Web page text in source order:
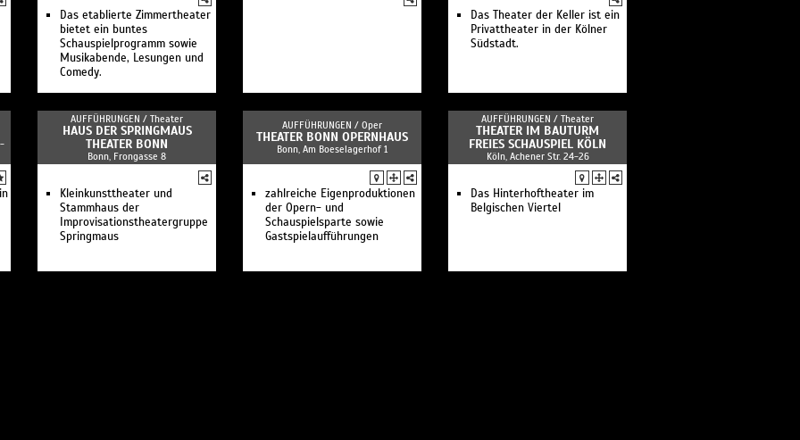
Das etablierte Zimmertheater
bietet ein buntes
Schauspielprogramm sowie
Musikabende, Lesungen und
Comedy.
Das Theater der Keller ist ein
Privattheater in der Kölner
Südstadt.
AUFFÜHRUNGEN / Theater
HAUS DER SPRINGMAUS
THEATER BONN
Bonn, Frongasse 8
Kleinkunsttheater und
Stammhaus der
Improvisationstheatergruppe
Springmaus
AUFFÜHRUNGEN / Oper
THEATER BONN OPERNHAUS
Bonn, Am Boeselagerhof 1
zahlreiche Eigenproduktionen
der Opern- und
Schauspielsparte sowie
Gastspielaufführungen
AUFFÜHRUNGEN / Theater
THEATER IM BAUTURM
FREIES SCHAUSPIEL KÖLN
Köln, Achener Str. 24-26
Das Hinterhoftheater im
Belgischen Viertel